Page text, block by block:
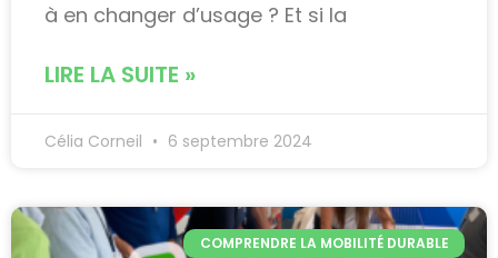
à en changer d’usage ? Et si la
LIRE LA SUITE »
Célia Corneil 6 septembre 2024
COMPRENDRE LA MOBILITÉ DURABLE